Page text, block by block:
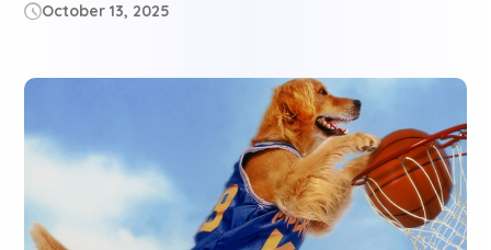
October 13, 2025